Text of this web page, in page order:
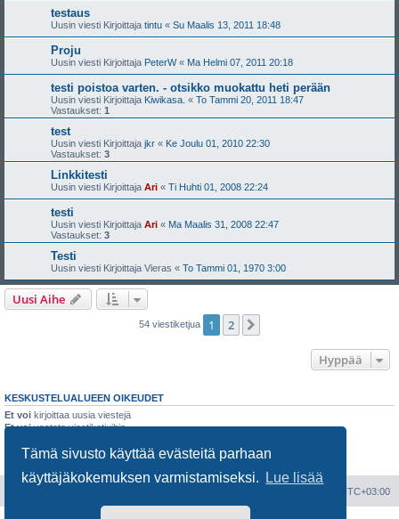
Tämä sivusto käyttää evästeitä parhaan
käyttäjäkokemuksen varmistamiseksi.
Lue lisää
testaus
Uusin viesti Kirjoittaja tintu « Su Maalis 13, 2011 18:48
Proju
Uusin viesti Kirjoittaja PeterW« Ma Helmi 07, 2011 20:18
testi poistoa varten. - otsikko muokattu heti perään
Uusin viesti Kirjoittaja Kiwikasa. « To Tammi 20, 2011 18:47
Vastaukset: 1
test
Uusin viesti Kirjoittaja jkr « Ke Joulu 01, 2010 22:30
Vastaukset: 3
Linkkitesti
Uusin viesti Kirjoittaja Ari « Ti Huhti 01, 2008 22:24
testi
Uusin viesti Kirjoittaja Ari « Ma Maalis 31, 2008 22:47
Vastaukset: 3
Testi
Uusin viesti Kirjoittaja Vieras « To Tammi 01, 1970 3:00
Uusi Aihe
54 viestiketjua 1 2
Hyppää
KESKUSTELUALUEEN OIKEUDET
Et voi kirjoittaa uusia viestejä
Et voivastata viestiketjuihin
Et voipoistaa omia viestejäsi
UTC+03:00